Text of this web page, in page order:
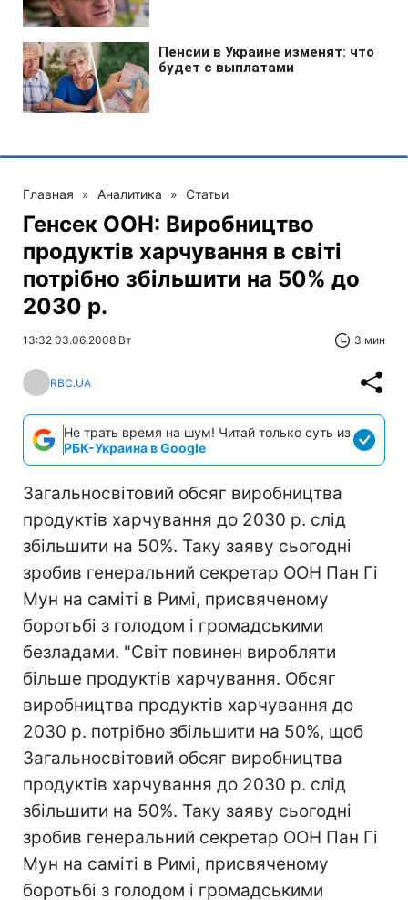
Главная » Аналитика » Статьи
Генсек ООН: Виробництво
продуктів харчування в світі
потрібно збільшити на 50% до
2030 р.
13:32 03.06.2008 Вт 3 мин
RBC.UA
Не трать время на шум! Читай только суть из
РБК-Украина в Google
Загальносвітовий обсяг виробництва
продуктів харчування до 2030 р. слід
збільшити на 50%. Таку заяву сьогодні
зробив генеральний секретар ООН Пан Гі
Мун на саміті в Римі, присвяченому
боротьбі з голодом і громадськими
безладами. "Світ повинен виробляти
більше продуктів харчування. Обсяг
виробництва продуктів харчування до
2030 р. потрібно збільшити на 50%, щоб
Загальносвітовий обсяг виробництва
продуктів харчування до 2030 р. слід
збільшити на 50%. Таку заяву сьогодні
зробив генеральний секретар ООН Пан Гі
Мун на саміті в Римі, присвяченому
боротьбі з голодом і громадськими